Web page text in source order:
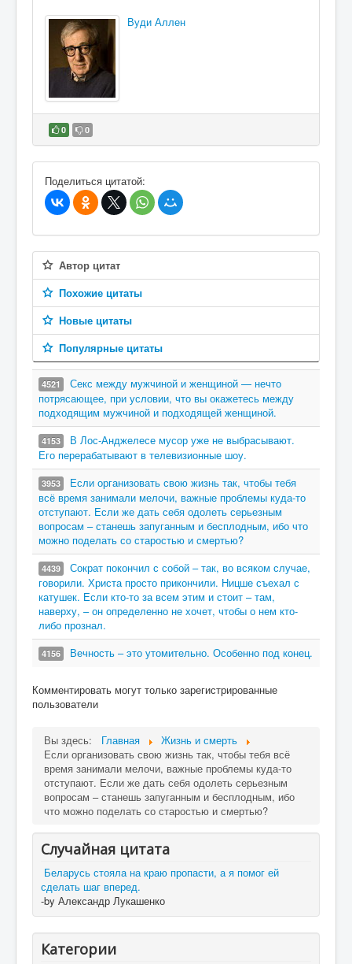
Вуди Аллен
0 0
В избранное
Поделиться цитатой:
Автор цитат
Похожие цитаты
Новые цитаты
Популярные цитаты
4521
Секс между мужчиной и женщиной — нечто
потрясающее, при условии, что вы окажетесь между
подходящим мужчиной и подходящей женщиной.
4153
В Лос-Анджелесе мусор уже не выбрасывают.
Его перерабатывают в телевизионные шоу.
3953
Если организовать свою жизнь так, чтобы тебя
всё время занимали мелочи, важные проблемы куда-то
отступают. Если же дать себя одолеть серьезным
вопросам – станешь запуганным и бесплодным, ибо что
можно поделать со старостью и смертью?
4439
Сократ покончил с собой – так, во всяком случае,
говорили. Христа просто прикончили. Ницше съехал с
катушек. Если кто-то за всем этим и стоит – там,
наверху, – он определенно не хочет, чтобы о нем кто-
либо прознал.
4156 Вечность – это утомительно. Особенно под конец.
Комментировать могут только зарегистрированные
пользователи
Вы здесь: Главная
Жизнь и смерть
Если организовать свою жизнь так, чтобы тебя всё
время занимали мелочи, важные проблемы куда-то
отступают. Если же дать себя одолеть серьезным
вопросам – станешь запуганным и бесплодным, ибо
что можно поделать со старостью и смертью?
Случайная цитата
Беларусь стояла на краю пропасти, а я помог ей
сделать шаг вперед.
-by Александр Лукашенко
Категории